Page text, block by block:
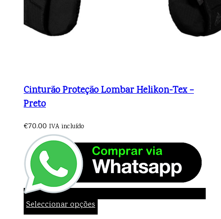
Cinturão Proteção Lombar Helikon-Tex –
Preto
€70.00 IVA incluído
Seleccionar opções